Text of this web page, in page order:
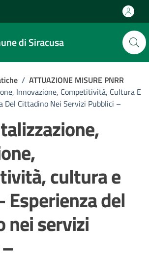
di Siracusa
/ ATTUAZIONE MISURE PNRR
Innovazione, Competitività, Cultura E
Del Cittadino Nei Servizi Pubblici –
cultura e
del
nei servizi